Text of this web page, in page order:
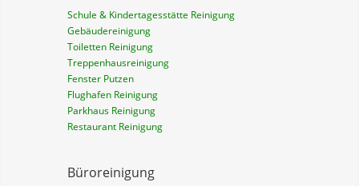
Schule & Kindertagesstätte Reinigung
Gebäudereinigung
Toiletten Reinigung
Treppenhausreinigung
Fenster Putzen
Flughafen Reinigung
Parkhaus Reinigung
Restaurant Reinigung
Büroreinigung